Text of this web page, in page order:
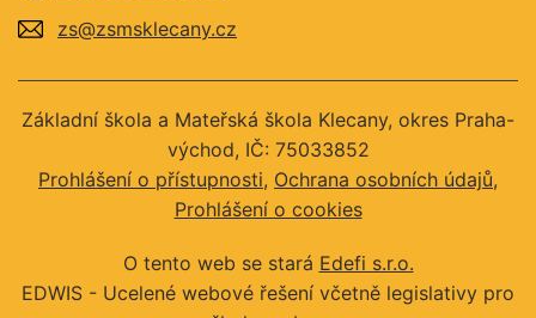
zs@zsmsklecany.cz
Základní škola a Mateřská škola Klecany, okres Praha-
východ, IČ: 75033852
Prohlášení o přístupnosti Ochrana osobních údajů
Prohlášení o cookies
O tento web se stará Edefi s.r.o.
EDWIS - Ucelené webové řešení včetně legislativy pro